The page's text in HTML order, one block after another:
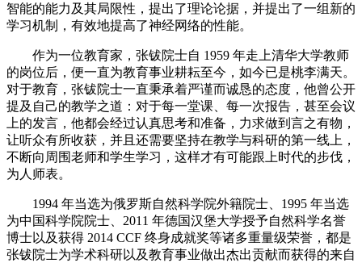
智能的能力及其局限性，提出了理论论据，并提出了一组新的
学习机制，有效地提高了神经网络的性能。
作为一位教育家，张钹院士自 1959 年走上清华大学教师
的岗位后，便一直为教育事业耕耘至今，如今已是桃李满天。
对于教育，张钹院士一直秉承着严谨而诚恳的态度，他曾公开
提及自己的教学之道：对于每一堂课、每一次报告，甚至会议
上的发言，他都会经过认真思考和准备，力求做到言之有物，
让听众有所收获，并且还需要坚持在教学与科研的第一线上，
不断向周围老师和学生学习，这样才有可能跟上时代的步伐，
为人师表。
1994 年当选为俄罗斯自然科学院外籍院士、1995 年当选
为中国科学院院士、2011 年德国汉堡大学授予自然科学名誉
博士以及获得 2014 CCF 终身成就奖等诸多重量级荣誉，都是
张钹院士为学术科研以及教育事业做出杰出贡献而获得的来自